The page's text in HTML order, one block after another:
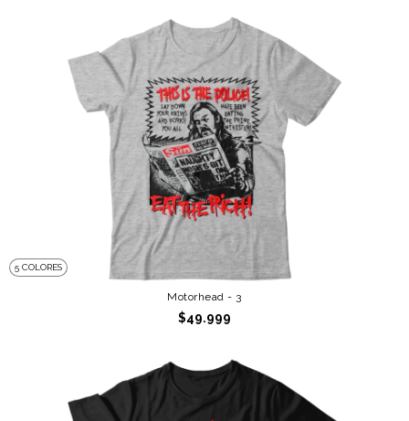
5 COLORES
Motorhead - 3
$49.999